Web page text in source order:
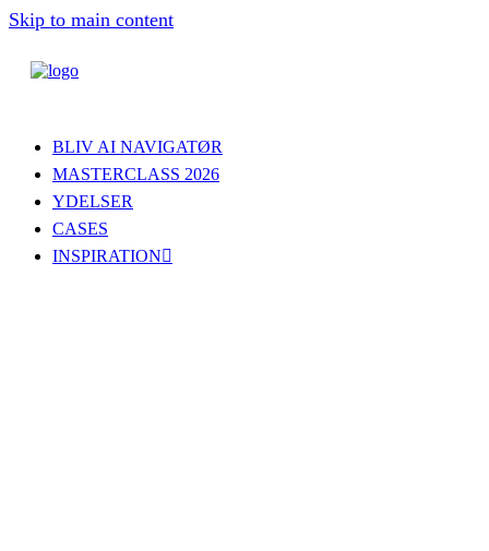
Skip to main content
BLIV AI NAVIGATØR
MASTERCLASS 2026
YDELSER
CASES
INSPIRATION